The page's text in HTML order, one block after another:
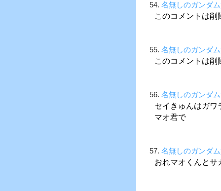
54. 名無しのガンダ
このコメントは
55. 名無しのガンダ
このコメントは
56. 名無しのガンダ
セイきゅんはガワ
マオ君で
57. 名無しのガンダ
おれマオくんと